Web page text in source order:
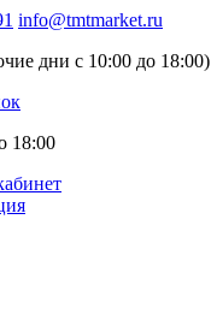
info@tmtmarket.ru
дни с 10:00 до 18:00)
18:00